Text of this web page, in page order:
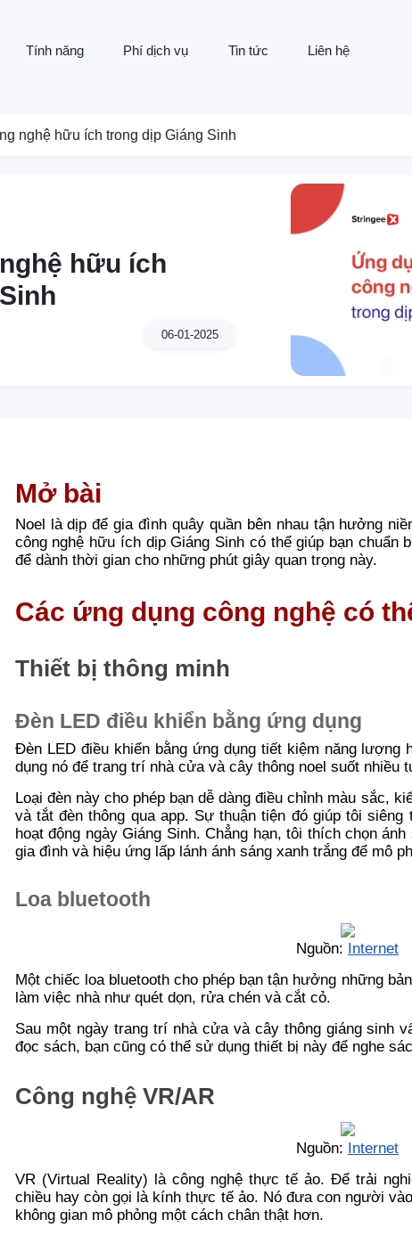
Tính năng Phí dịch vụ Tin tức Liên hệ
nghệ hữu ích trong dịp Giáng Sinh
hữu ích
06-01-2025
Mở bài
Noel là dịp để gia đình quây quần bên nhau tận hưởng
công nghệ hữu ích dịp Giáng Sinh có thể giúp bạn chuẩn
để dành thời gian cho những phút giây quan trọng này.
Các ứng dụng công nghệ có
Thiết bị thông minh
Đèn LED điều khiển bằng ứng dụng
Đèn LED điều khiển bằng ứng dụng tiết kiệm năng lượng
dụng nó để trang trí nhà cửa và cây thông noel suốt nhiều
Loại đèn này cho phép bạn dễ dàng điều chỉnh màu sắc,
và tắt đèn thông qua app. Sự thuận tiện đó giúp tôi
hoạt động ngày Giáng Sinh. Chẳng hạn, tôi thích chọn
gia đình và hiệu ứng lấp lánh ánh sáng xanh trắng để mô
Loa bluetooth
Nguồn: Internet
Một chiếc loa bluetooth cho phép bạn tận hưởng những
làm việc nhà như quét dọn, rửa chén và cắt cỏ.
Sau một ngày trang trí nhà cửa và cây thông giáng sinh
đọc sách, bạn cũng có thể sử dụng thiết bị này để nghe
Công nghệ VR/AR
Nguồn: Internet
VR (Virtual Reality) là công nghệ thực tế ảo. Để trải
chiều hay còn gọi là kính thực tế ảo. Nó đưa con người
không gian mô phỏng một cách chân thật hơn.